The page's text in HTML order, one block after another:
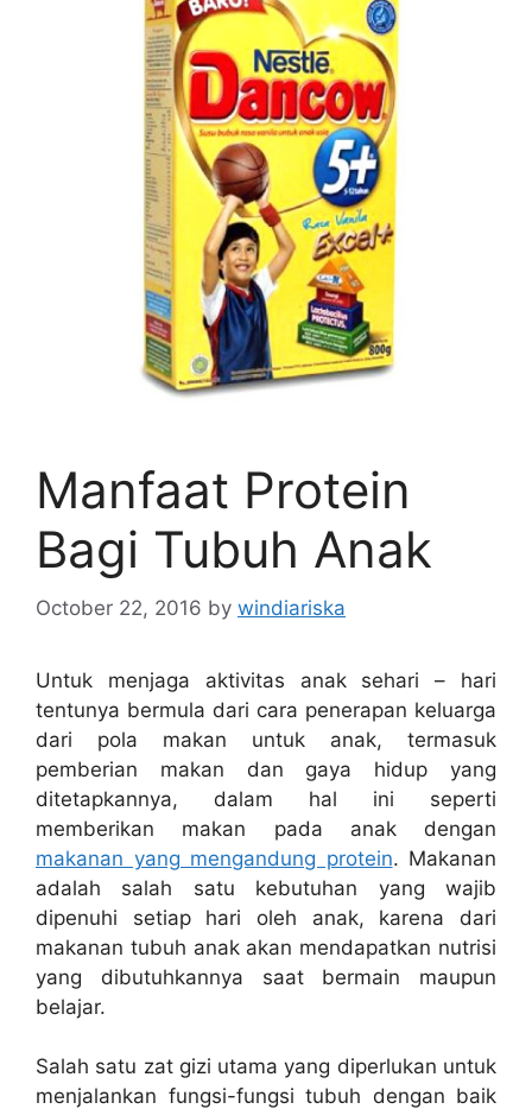
Manfaat Protein
Bagi Tubuh Anak
October 22, 2016 by windiariska
Untuk menjaga aktivitas anak sehari – hari
tentunya bermula dari cara penerapan keluarga
dari pola makan untuk anak, termasuk
pemberian makan dan gaya hidup yang
ditetapkannya, dalam hal ini seperti
memberikan makan pada anak dengan
makanan yang mengandung protein. Makanan
adalah salah satu kebutuhan yang wajib
dipenuhi setiap hari oleh anak, karena dari
makanan tubuh anak akan mendapatkan nutrisi
yang dibutuhkannya saat bermain maupun
belajar.
Salah satu zat gizi utama yang diperlukan untuk
menjalankan fungsi-fungsi tubuh dengan baik